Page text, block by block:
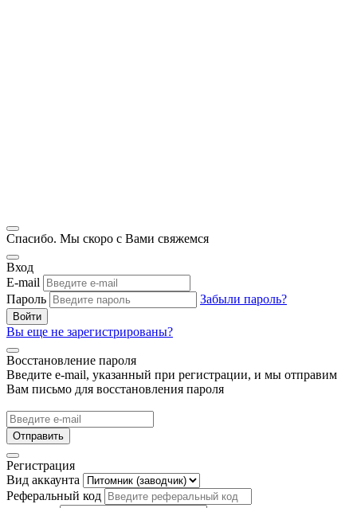
Спасибо. Мы скоро с Вами свяжемся
Вход
E-mail
Пароль
Забыли пароль?
Войти
Вы еще не зарегистрированы?
Восстановление пароля
Введите e-mail, указанный при регистрации, и мы отправим
Вам письмо для восстановления пароля
Отправить
Регистрация
Вид аккаунта
Реферальный код